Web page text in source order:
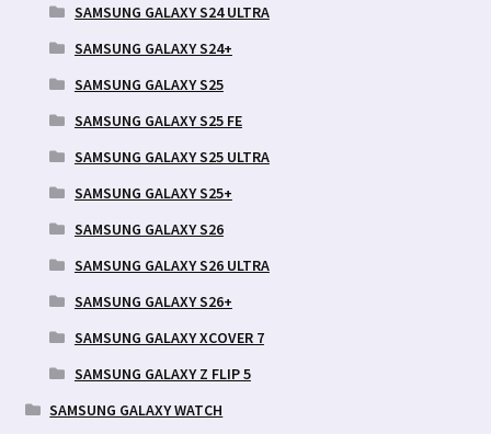
SAMSUNG GALAXY S24 ULTRA
SAMSUNG GALAXY S24+
SAMSUNG GALAXY S25
SAMSUNG GALAXY S25 FE
SAMSUNG GALAXY S25 ULTRA
SAMSUNG GALAXY S25+
SAMSUNG GALAXY S26
SAMSUNG GALAXY S26 ULTRA
SAMSUNG GALAXY S26+
SAMSUNG GALAXY XCOVER 7
SAMSUNG GALAXY Z FLIP 5
SAMSUNG GALAXY WATCH